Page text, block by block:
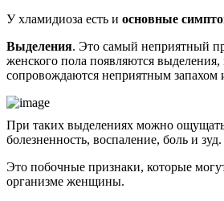
У хламидиоза есть и основные
Выделения. Это самый неприятный
женского пола появляются выделения,
сопровождаются неприятным запахом
При таких выделениях можно
болезненность, воспаление, боль и зуд.
Это побочные признаки, которые
организме женщины.